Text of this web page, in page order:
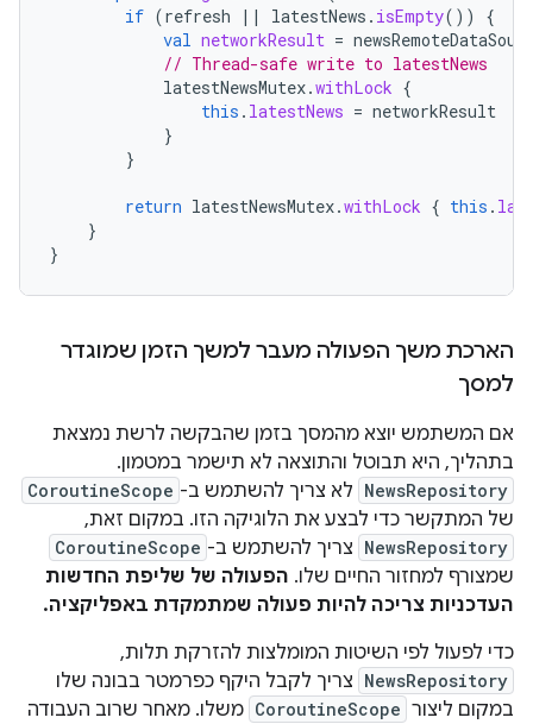
if (refresh || latestNews . isEmpty())
{
val networkResult =
// Thread-safe write to latestNews
latestNewsMutex.withLock {
this . latestNews = networkResult
}
}
return latestNewsMutex.withLock { this .
}
}
הארכת משך הפעולה מעבר למשך הזמן שמוגדר
למסך
אם המשתמש יוצא מהמסך בזמן שהבקשה לרשת נמצאת
בתהליך, היא תבוטל והתוצאה לא תישמר במטמון.
NewsRepository לא צריך להשתמש ב- CoroutineScope
של המתקשר כדי לבצע את הלוגיקה הזו. במקום זאת,
NewsRepository צריך להשתמש ב- CoroutineScope
שמצורף למחזור החיים שלו. הפעולה של שליפת החדשות
העדכניות צריכה להיות פעולה שמתמקדת באפליקציה.
כדי לפעול לפי השיטות המומלצות להזרקת תלות,
NewsRepository צריך לקבל היקף כפרמטר בבונה שלו
במקום ליצור CoroutineScope משלו. מאחר שרוב העבודה